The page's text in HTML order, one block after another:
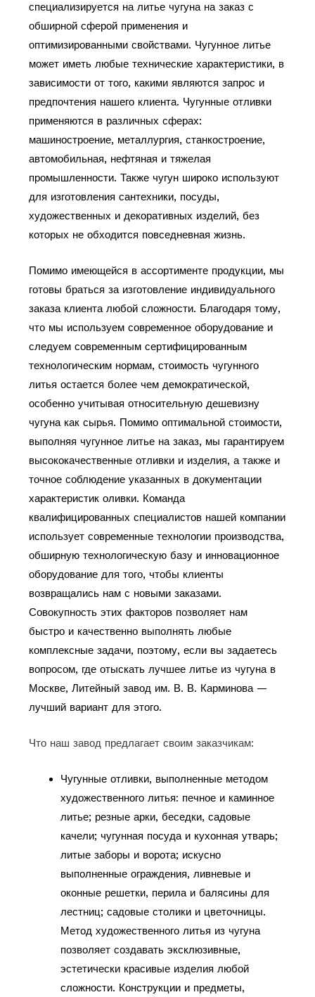
специализируется на литье чугуна на заказ с
обширной сферой применения и
оптимизированными свойствами. Чугунное литье
может иметь любые технические характеристики, в
зависимости от того, какими являются запрос и
предпочтения нашего клиента. Чугунные отливки
применяются в различных сферах:
машиностроение, металлургия, станкостроение,
автомобильная, нефтяная и тяжелая
промышленности. Также чугун широко используют
для изготовления сантехники, посуды,
художественных и декоративных изделий, без
которых не обходится повседневная жизнь.
Помимо имеющейся в ассортименте продукции, мы
готовы браться за изготовление индивидуального
заказа клиента любой сложности. Благодаря тому,
что мы используем современное оборудование и
следуем современным сертифицированным
технологическим нормам, стоимость чугунного
литья остается более чем демократической,
особенно учитывая относительную дешевизну
чугуна как сырья. Помимо оптимальной стоимости,
выполняя чугунное литье на заказ, мы гарантируем
высококачественные отливки и изделия, а также и
точное соблюдение указанных в документации
характеристик оливки. Команда
квалифицированных специалистов нашей компании
использует современные технологии производства,
обширную технологическую базу и инновационное
оборудование для того, чтобы клиенты
возвращались нам с новыми заказами.
Совокупность этих факторов позволяет нам
быстро и качественно выполнять любые
комплексные задачи, поэтому, если вы задаетесь
вопросом, где отыскать лучшее литье из чугуна в
Москве, Литейный завод им. В. В. Карминова —
лучший вариант для этого.
Что наш завод предлагает своим заказчикам:
Чугунные отливки, выполненные методом
художественного литья: печное и каминное
литье; резные арки, беседки, садовые
качели; чугунная посуда и кухонная утварь;
литые заборы и ворота; искусно
выполненные ограждения, ливневые и
оконные решетки, перила и балясины для
лестниц; садовые столики и цветочницы.
Метод художественного литья из чугуна
позволяет создавать эксклюзивные,
эстетически красивые изделия любой
сложности. Конструкции и предметы,